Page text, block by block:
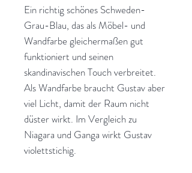
Ein richtig schönes Schweden-
Grau-Blau, das als Möbel- und
Wandfarbe gleichermaßen gut
funktioniert und seinen
skandinavischen Touch verbreitet.
Als Wandfarbe braucht Gustav aber
viel Licht, damit der Raum nicht
düster wirkt. Im Vergleich zu
Niagara und Ganga wirkt Gustav
violettstichig.